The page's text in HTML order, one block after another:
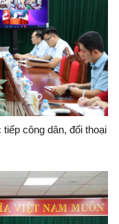
công dân, đối thoại